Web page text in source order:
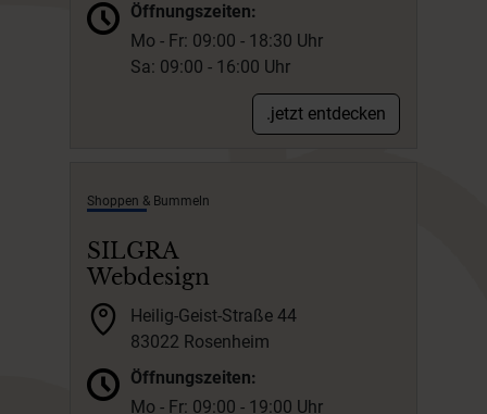
Öffnungszeiten:
Mo - Fr: 09:00 - 18:30 Uhr
Sa: 09:00 - 16:00 Uhr
.jetzt entdecken
Shoppen & Bummeln
SILGRA
Webdesign
Heilig-Geist-Straße 44
83022 Rosenheim
Öffnungszeiten:
Mo - Fr: 09:00 - 19:00 Uhr